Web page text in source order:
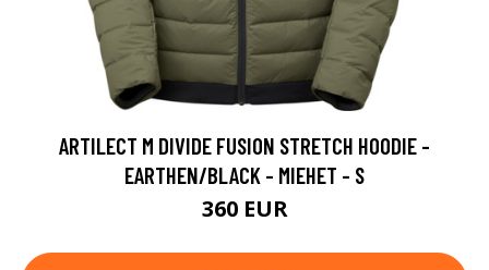
ARTILECT M DIVIDE FUSION STRETCH HOODIE -
EARTHEN/BLACK - MIEHET - S
360 EUR